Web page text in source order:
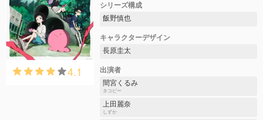
4.1
シリーズ構成
飯野慎也
キャラクターデザイン
長原圭太
出演者
間宮くるみ
タコピー
上田麗奈
しずか